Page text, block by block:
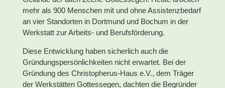
mehr als 900 Menschen mit und ohne Assistenzbedarf
an vier Standorten in Dortmund und Bochum in der
Werkstatt zur Arbeits- und Berufsförderung.
Diese Entwicklung haben sicherlich auch die
Gründungspersönlichkeiten nicht erwartet. Bei der
Gründung des Christopherus-Haus e.V., dem Träger
der Werkstätten Gottessegen, dachten die Begründer